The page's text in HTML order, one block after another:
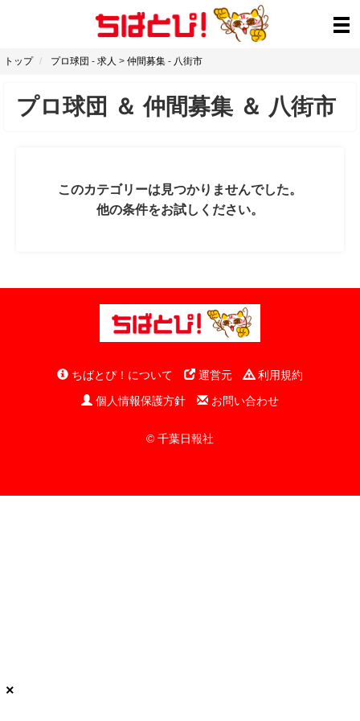
トップ プロ球団 - 求人 > 仲間募集 - 八街市
プロ球団 ＆仲間募集 ＆ 八街市
このカテゴリーは見つかりませんでした。
他の条件をお試しください。
ちばとぴ！について 運営元
利用規約
個人情報保護方針
お問い合わせ
© 千葉日報社
×